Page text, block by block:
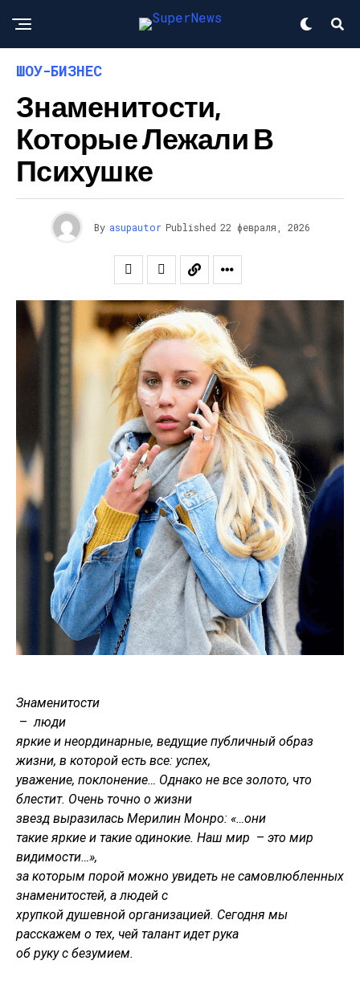
ШОУ-БИЗНЕС
Знаменитости,
Которые Лежали В
Психушке
By asupautor Published 22 февраля, 2026
Знаменитости
– люди
яркие и неординарные, ведущие публичный образ
жизни, в которой есть все: успех,
уважение, поклонение… Однако не все золото, что
блестит. Очень точно о жизни
звезд выразилась Мерилин Монро: «…они
такие яркие и такие одинокие. Наш мир – это мир
видимости…»,
за которым порой можно увидеть не самовлюбленных
знаменитостей, а людей с
хрупкой душевной организацией. Сегодня мы
расскажем о тех, чей талант идет рука
об руку с безумием.